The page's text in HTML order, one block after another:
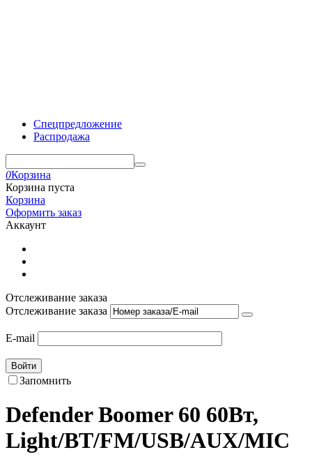
Спецпредложение
Распродажа
0Корзина
Корзина пуста
Корзина
Оформить заказ
Аккаунт
Отслеживание заказа
Отслеживание заказа
E-mail
Войти
Запомнить
Defender Boomer 60 60Вт,
Light/BT/FM/USB/AUX/MIC